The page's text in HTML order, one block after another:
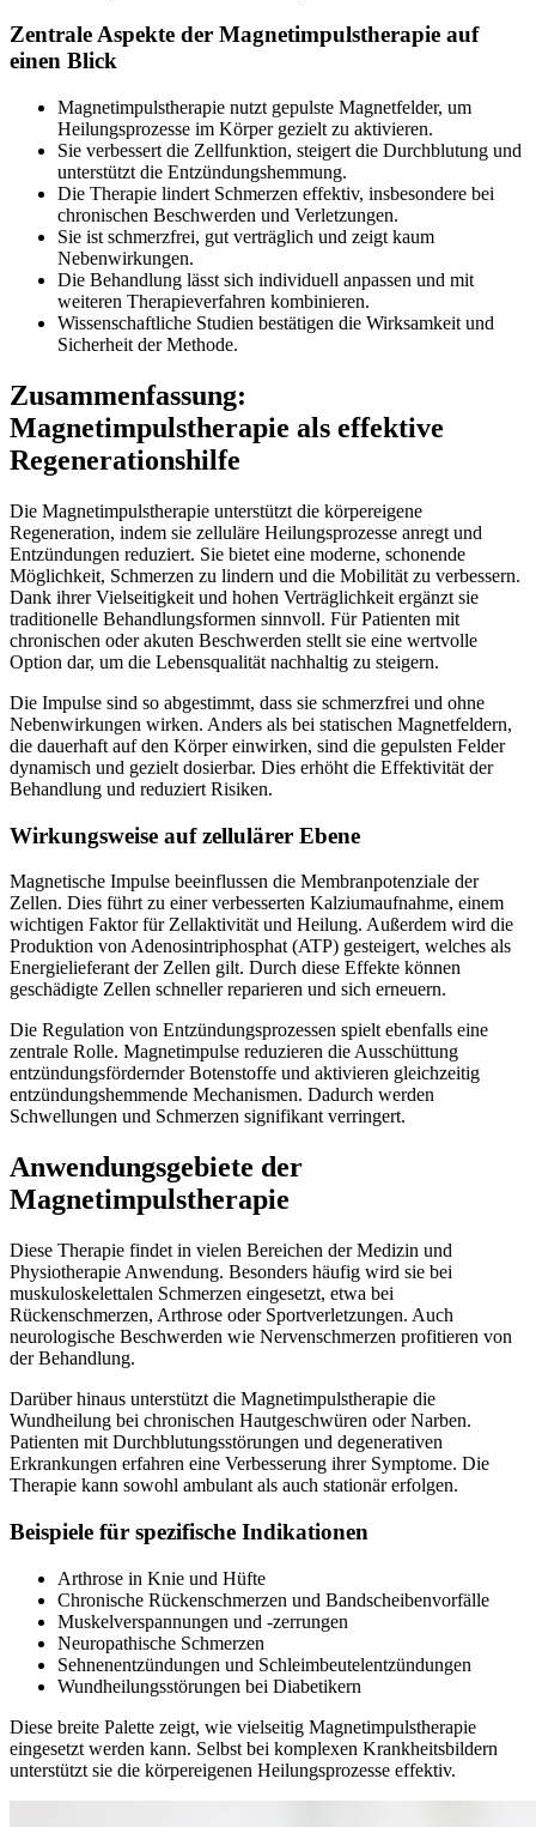
Zentrale Aspekte der Magnetimpulstherapie auf
einen Blick
Magnetimpulstherapie nutzt gepulste Magnetfelder, um
Heilungsprozesse im Körper gezielt zu aktivieren.
Sie verbessert die Zellfunktion, steigert die Durchblutung und
unterstützt die Entzündungshemmung.
Die Therapie lindert Schmerzen effektiv, insbesondere bei
chronischen Beschwerden und Verletzungen.
Sie ist schmerzfrei, gut verträglich und zeigt kaum
Nebenwirkungen.
Die Behandlung lässt sich individuell anpassen und mit
weiteren Therapieverfahren kombinieren.
Wissenschaftliche Studien bestätigen die Wirksamkeit und
Sicherheit der Methode.
Zusammenfassung:
Magnetimpulstherapie als effektive
Regenerationshilfe
Die Magnetimpulstherapie unterstützt die körpereigene
Regeneration, indem sie zelluläre Heilungsprozesse anregt und
Entzündungen reduziert. Sie bietet eine moderne, schonende
Möglichkeit, Schmerzen zu lindern und die Mobilität zu verbessern.
Dank ihrer Vielseitigkeit und hohen Verträglichkeit ergänzt sie
traditionelle Behandlungsformen sinnvoll. Für Patienten mit
chronischen oder akuten Beschwerden stellt sie eine wertvolle
Option dar, um die Lebensqualität nachhaltig zu steigern.
Die Impulse sind so abgestimmt, dass sie schmerzfrei und ohne
Nebenwirkungen wirken. Anders als bei statischen Magnetfeldern,
die dauerhaft auf den Körper einwirken, sind die gepulsten Felder
dynamisch und gezielt dosierbar. Dies erhöht die Effektivität der
Behandlung und reduziert Risiken.
Wirkungsweise auf zellulärer Ebene
Magnetische Impulse beeinflussen die Membranpotenziale der
Zellen. Dies führt zu einer verbesserten Kalziumaufnahme, einem
wichtigen Faktor für Zellaktivität und Heilung. Außerdem wird die
Produktion von Adenosintriphosphat (ATP) gesteigert, welches als
Energielieferant der Zellen gilt. Durch diese Effekte können
geschädigte Zellen schneller reparieren und sich erneuern.
Die Regulation von Entzündungsprozessen spielt ebenfalls eine
zentrale Rolle. Magnetimpulse reduzieren die Ausschüttung
entzündungsfördernder Botenstoffe und aktivieren gleichzeitig
entzündungshemmende Mechanismen. Dadurch werden
Schwellungen und Schmerzen signifikant verringert.
Anwendungsgebiete der
Magnetimpulstherapie
Diese Therapie findet in vielen Bereichen der Medizin und
Physiotherapie Anwendung. Besonders häufig wird sie bei
muskuloskelettalen Schmerzen eingesetzt, etwa bei
Rückenschmerzen, Arthrose oder Sportverletzungen. Auch
neurologische Beschwerden wie Nervenschmerzen profitieren von
der Behandlung.
Darüber hinaus unterstützt die Magnetimpulstherapie die
Wundheilung bei chronischen Hautgeschwüren oder Narben.
Patienten mit Durchblutungsstörungen und degenerativen
Erkrankungen erfahren eine Verbesserung ihrer Symptome. Die
Therapie kann sowohl ambulant als auch stationär erfolgen.
Beispiele für spezifische Indikationen
Arthrose in Knie und Hüfte
Chronische Rückenschmerzen und Bandscheibenvorfälle
Muskelverspannungen und -zerrungen
Neuropathische Schmerzen
Sehnenentzündungen und Schleimbeutelentzündungen
Wundheilungsstörungen bei Diabetikern
Diese breite Palette zeigt, wie vielseitig Magnetimpulstherapie
eingesetzt werden kann. Selbst bei komplexen Krankheitsbildern
unterstützt sie die körpereigenen Heilungsprozesse effektiv.